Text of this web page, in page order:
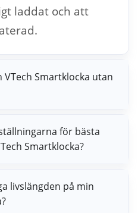
laddat och att
Smartklocka utan
för bästa
Smartklocka?
livslängden på min